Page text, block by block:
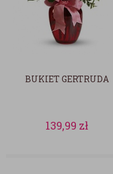
BUKIET GERTRUDA
139,99 zł